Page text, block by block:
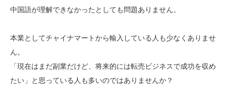
中国語が理解できなかったとしても問題ありません。
本業としてチャイナマートから輸入している人も少なくありませ
ん。
「現在はまだ副業だけど、将来的には転売ビジネスで成功を収め
たい」と思っている人も多いのではありませんか？